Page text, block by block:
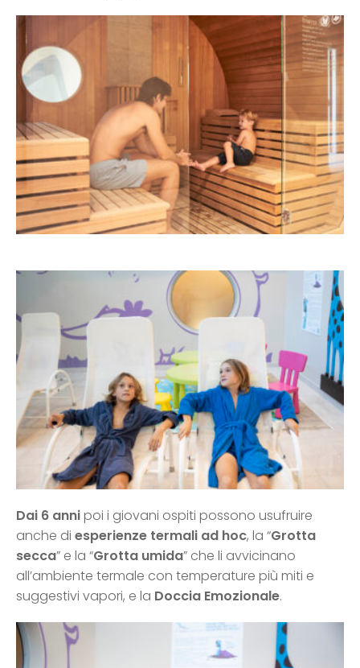
Dai 6 annipoi i giovani ospiti possono usufruire
anche di esperienze termali ad hoc, la “Grotta
secca” e la “Grotta umida” che li avvicinano
all’ambiente termale con temperature più miti e
suggestivi vapori, e la Doccia Emozionale.